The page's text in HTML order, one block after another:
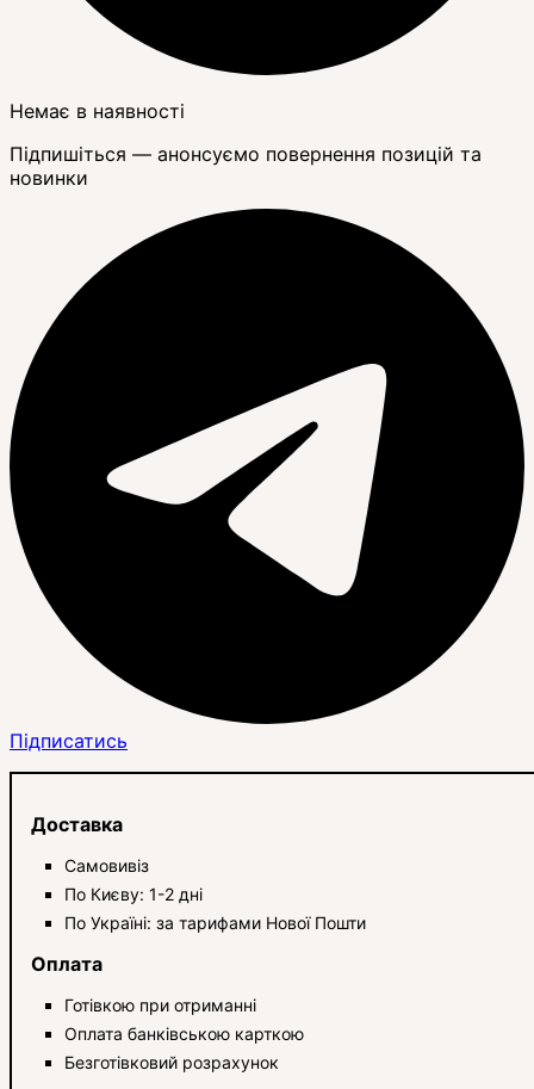
Немає в наявності
Підпишіться — анонсуємо повернення позицій та
новинки
Підписатись
Доставка
Самовивіз
По Києву: 1-2 дні
По Україні: за тарифами Нової Пошти
Оплата
Готівкою при отриманні
Оплата банківською карткою
Безготівковий розрахунок